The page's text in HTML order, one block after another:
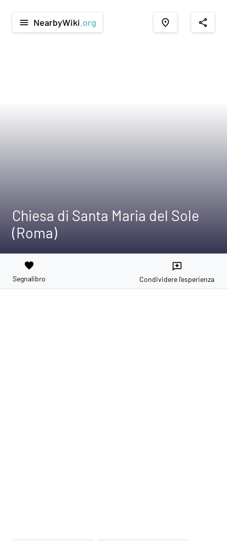
menu NearbyWiki .org place share
Chiesa di Santa Maria del Sole
(Roma)
favorite
Segnalibro
reviews
Condividere l'esperienza